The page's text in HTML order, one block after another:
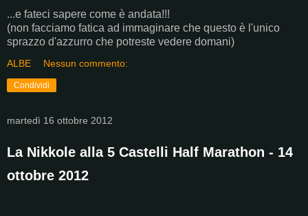
...e fateci sapere come è andata!!!
(non facciamo fatica ad immaginare che questo è l'unico
sprazzo d'azzurro che potreste vedere domani)
ALBE Nessun commento:
Condividi
martedì 16 ottobre 2012
La Nikkole alla 5 Castelli Half Marathon - 14
ottobre 2012